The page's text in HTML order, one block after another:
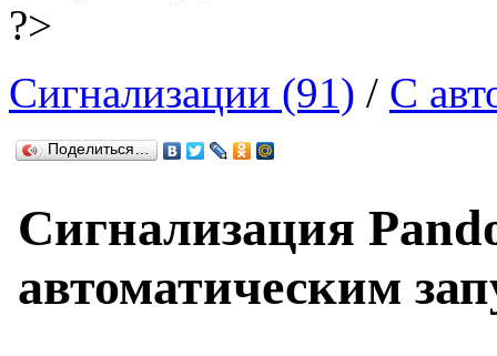
?>
Сигнализации (91) / С
Поделиться…
Сигнализация
автоматическим